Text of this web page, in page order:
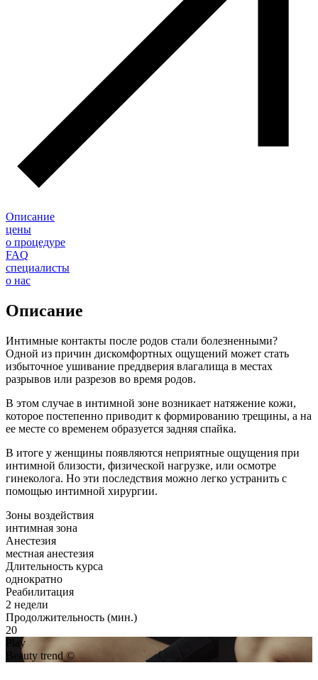
Описание
цены
о процедуре
FAQ
специалисты
о нас
Описание
Интимные контакты после родов стали болезненными?
Одной из причин дискомфортных ощущений может стать
избыточное ушивание преддверия влагалища в местах
разрывов или разрезов во время родов.
В этом случае в интимной зоне возникает натяжение кожи,
которое постепенно приводит к формированию трещины, а на
ее месте со временем образуется задняя спайка.
В итоге у женщины появляются неприятные ощущения при
интимной близости, физической нагрузке, или осмотре
гинеколога. Но эти последствия можно легко устранить с
помощью интимной хирургии.
Зоны воздействия
интимная зона
Анестезия
местная анестезия
Длительность курса
однократно
Реабилитация
2 недели
Продолжительность (мин.)
20
Play
Beauty trend ©